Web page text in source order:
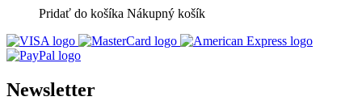
Pridať do košíka Nákupný košík
Newsletter